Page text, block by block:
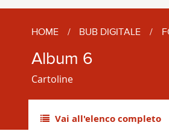
HOME / BUB DIGITALE /
Album 6
Cartoline
Vai all'elenco completo